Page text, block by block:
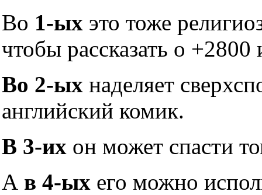
Во 1-ых это тоже
чтобы рассказать о +2800
Во 2-ых наделяет
английский комик.
В 3-их он может спасти
А в 4-ых его можно